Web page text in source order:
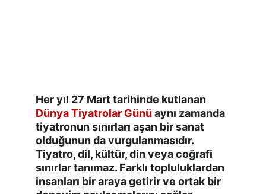
Her yıl 27 Mart tarihinde kutlanan
Dünya Tiyatrolar Günü aynı zamanda
tiyatronun sınırları aşan bir sanat
olduğunun da vurgulanmasıdır.
Tiyatro, dil, kültür, din veya coğrafi
sınırlar tanımaz. Farklı topluluklardan
insanları bir araya getirir ve ortak bir